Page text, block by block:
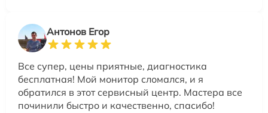
Антонов Егор
Все супер, цены приятные, диагностика
бесплатная! Мой монитор сломался, и я
обратился в этот сервисный центр. Мастера все
починили быстро и качественно, спасибо!